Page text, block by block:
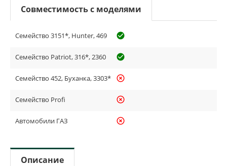
Совместимость с моделями
Семейство 3151*, Hunter, 469 check_circle_outline
Семейство Patriot, 316*, 2360 check_circle_outline
Семейство 452, Буханка, 3303* highlight_off
Семейство Profi highlight_off
Автомобили ГАЗ highlight_off
Описание